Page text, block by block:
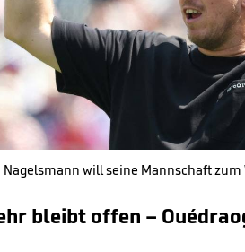
will seine Mannschaft
bleibt offen –